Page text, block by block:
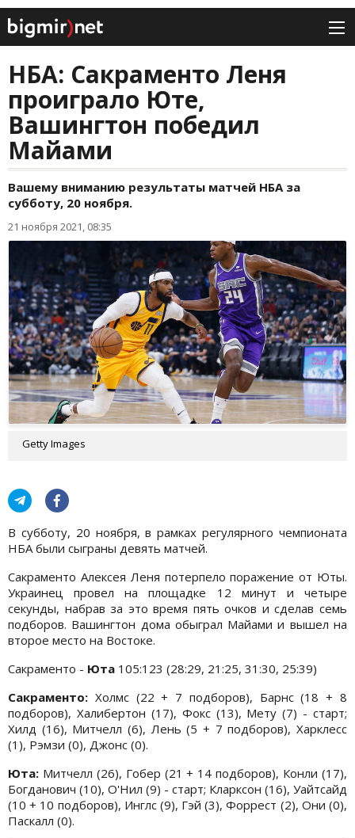
НБА: Сакраменто Леня
проиграло Юте,
Вашингтон победил
Майами
Вашему вниманию результаты матчей НБА за
субботу, 20 ноября.
21 ноября 2021, 08:35
Getty Images
В субботу, 20 ноября, в рамках регулярного чемпионата
НБА были сыграны девять матчей.
Сакраменто Алексея Леня потерпело поражение от Юты.
Украинец провел на площадке 12 минут и четыре
секунды, набрав за это время пять очков и сделав семь
подборов. Вашингтон дома обыграл Майами и вышел на
второе место на Востоке.
Сакраменто - Юта 105:123 (28:29, 21:25, 31:30, 25:39)
Сакраменто: Холмс (22 + 7 подборов), Барнс (18 + 8
подборов), Халибертон (17), Фокс (13), Мету (7) - старт;
Хилд (16), Митчелл (6), Лень (5 + 7 подборов), Харклесс
(1), Рэмзи (0), Джонс (0).
Юта: Митчелл (26), Гобер (21 + 14 подборов), Конли (17),
Богданович (10), О'Нил (9) - старт; Кларксон (16), Уайтсайд
(10 + 10 подборов), Инглс (9), Гэй (3), Форрест (2), Они (0),
Паскалл (0).